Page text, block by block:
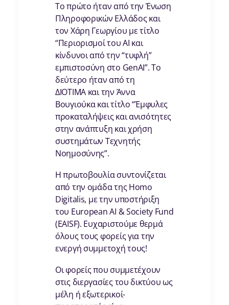
Το πρώτο ήταν από την Ένωση
Πληροφορικών Ελλάδος και
τον Χάρη Γεωργίου με τίτλο
“Περιορισμοί του AI και
κίνδυνοι από την “τυφλή”
εμπιστοσύνη στο GenAI”. Το
δεύτερο ήταν από τη
ΔΙΟΤΙΜΑ και την Άννα
Βουγιούκα και τίτλο “Έμφυλες
προκαταλήψεις και ανισότητες
στην ανάπτυξη και χρήση
συστημάτων Τεχνητής
Νοημοσύνης”.
Η πρωτοβουλία συντονίζεται
από την ομάδα της Homo
Digitalis, με την υποστήριξη
του European AI & Society Fund
(EAISF). Ευχαριστούμε θερμά
όλους τους φορείς για την
ενεργή συμμετοχή τους!
Οι φορείς που συμμετέχουν
στις διεργασίες του δικτύου ως
μέλη ή εξωτερικοί-